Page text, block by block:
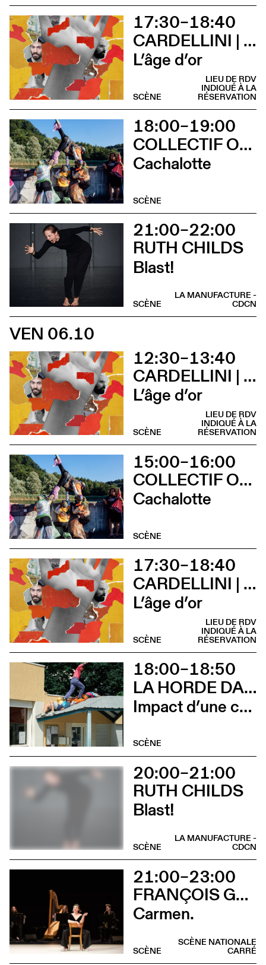
17:30–18:40
CARDELLINI | GONZALEZ
L’âge d’or
LIEU DE RDV
INDIQUÉ À LA
RÉSERVATION
SCÈNE
18:00–19:00
COLLECTIF OUINCH OUINCH
Cachalotte
SCÈNE
21:00–22:00
RUTH CHILDS
Blast!
LA MANUFACTURE -
CDCN
SCÈNE
VEN 06.10
12:30–13:40
CARDELLINI | GONZALEZ
L’âge d’or
LIEU DE RDV
INDIQUÉ À LA
RÉSERVATION
SCÈNE
15:00–16:00
COLLECTIF OUINCH OUINCH
Cachalotte
SCÈNE
17:30–18:40
CARDELLINI | GONZALEZ
L’âge d’or
LIEU DE RDV
INDIQUÉ À LA
RÉSERVATION
SCÈNE
18:00–18:50
LA HORDE DANS LES PAVÉS
Impact d’une course x Stadium
SCÈNE
20:00–21:00
RUTH CHILDS
Blast!
LA MANUFACTURE -
CDCN
SCÈNE
21:00–23:00
FRANÇOIS GREMAUD / 2B COMPANY
Carmen.
SCÈNE NATIONALE
CARRÉ
SCÈNE